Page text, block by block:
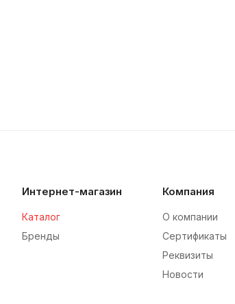
Интернет-магазин
Каталог
Бренды
Компания
О компании
Сертификаты
Реквизиты
Новости